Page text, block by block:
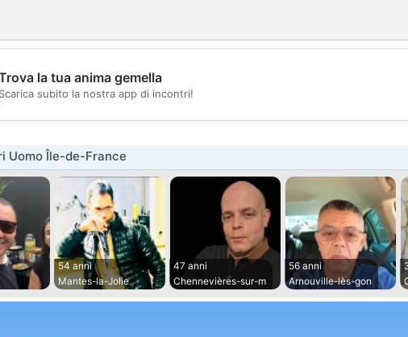
💖
💕
la tua anima gemella
Scarica subito la nostra app di incontri!
Uomo Île-de-France
54 anni
Mantes-la-Jolie
47 anni
Chennevières-sur-m
56 anni
Arnouville-lès-gon